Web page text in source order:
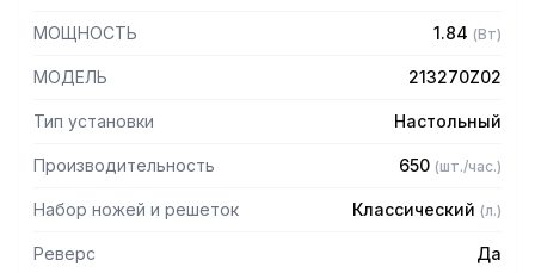
МОЩНОСТЬ 1.84 (Вт)
МОДЕЛЬ 213270Z02
Тип установки Настольный
Производительность 650 (шт./час.)
Набор ножей и решеток Классический (л.)
Реверс Да